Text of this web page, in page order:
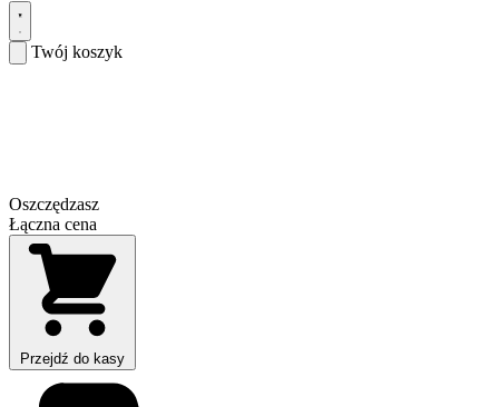
Twój koszyk
Oszczędzasz
Łączna cena
Przejdź do kasy